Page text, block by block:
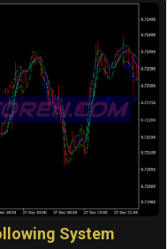
System